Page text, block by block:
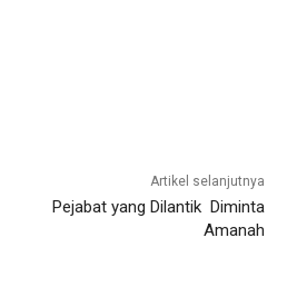
Artikel selanjutnya
Pejabat yang Dilantik Diminta
Amanah